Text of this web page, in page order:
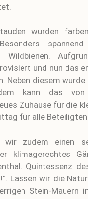
wurden
Wildbienen.
und nun das
Neben diesem
kann das von
Zuhause für die
für alle Beteiligten!
wir zudem einen
klimagerechtes
Quintessenz
Lassen wir die
Stein-Mauern